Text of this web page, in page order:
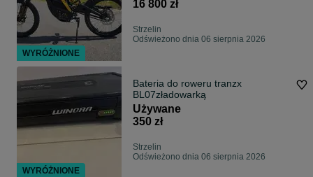
16 800 zł
Strzelin
Odświeżono dnia 06 sierpnia 2026
Bateria do roweru tranzx
BL07zładowarką
Używane
350 zł
Strzelin
Odświeżono dnia 06 sierpnia 2026
WYRÓŻNIONE
WYRÓŻNIONE